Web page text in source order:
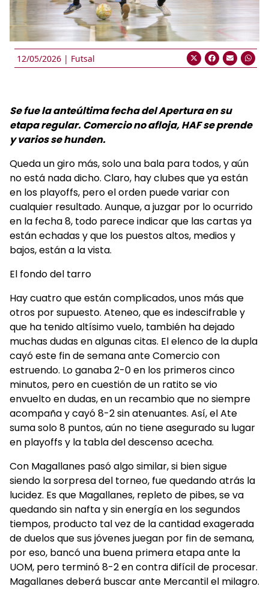
12/05/2026 | Futsal
Se fue la anteúltima fecha del Apertura en su
etapa regular. Comercio no afloja, HAF se prende
y varios se hunden.
Queda un giro más, solo una bala para todos, y aún
no está nada dicho. Claro, hay clubes que ya están
en los playoffs, pero el orden puede variar con
cualquier resultado. Aunque, a juzgar por lo ocurrido
en la fecha 8, todo parece indicar que las cartas ya
están echadas y que los puestos altos, medios y
bajos, están a la vista.
El fondo del tarro
Hay cuatro que están complicados, unos más que
otros por supuesto. Ateneo, que es indescifrable y
que ha tenido altísimo vuelo, también ha dejado
muchas dudas en algunas citas. El elenco de la dupla
cayó este fin de semana ante Comercio con
estruendo. Lo ganaba 2-0 en los primeros cinco
minutos, pero en cuestión de un ratito se vio
envuelto en dudas, en un recambio que no siempre
acompaña y cayó 8-2 sin atenuantes. Así, el Ate
suma solo 8 puntos, aún no tiene asegurado su lugar
en playoffs y la tabla del descenso acecha.
Con Magallanes pasó algo similar, si bien sigue
siendo la sorpresa del torneo, fue quedando atrás la
lucidez. Es que Magallanes, repleto de pibes, se va
quedando sin nafta y sin energía en los segundos
tiempos, producto tal vez de la cantidad exagerada
de duelos que sus jóvenes juegan por fin de semana,
por eso, bancó una buena primera etapa ante la
UOM, pero terminó 8-2 en contra difícil de procesar.
Magallanes deberá buscar ante Mercantil el milagro.